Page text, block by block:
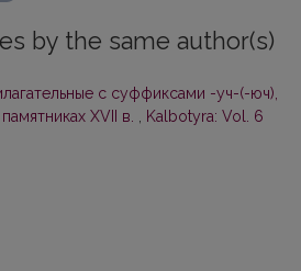
by the same author(s)
с суффиксами -уч-(-юч),
XVII в.
Kalbotyra: Vol. 6